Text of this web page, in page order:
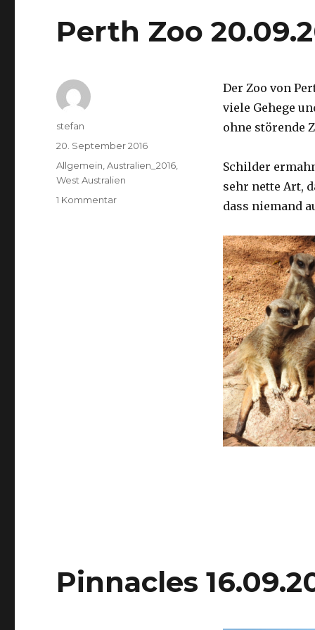
Perth Zoo
Der Zoo von
viele Gehege
ohne störende
Schilder
sehr nette Art,
dass niemand
Autor
stefan
Veröffentlicht
am
20. September 2016
Kategorien
Allgemein,Australien_2016,
West Australien
1 Kommentarzu
Pinnacles